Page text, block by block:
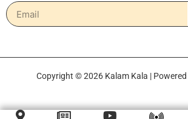
Copyright © 2026 Kalam Kala | Powered